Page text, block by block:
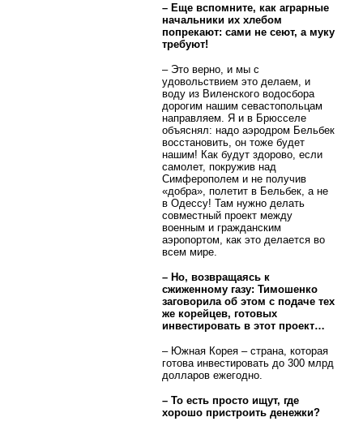
– Еще вспомните, как аграрные
начальники их хлебом
попрекают: сами не сеют, а муку
требуют!
– Это верно, и мы с
удовольствием это делаем, и
воду из Виленского водосбора
дорогим нашим севастопольцам
направляем. Я и в Брюсселе
объяснял: надо аэродром Бельбек
восстановить, он тоже будет
нашим! Как будут здорово, если
самолет, покружив над
Симферополем и не получив
«добра», полетит в Бельбек, а не
в Одессу! Там нужно делать
совместный проект между
военным и гражданским
аэропортом, как это делается во
всем мире.
– Но, возвращаясь к
сжиженному газу: Тимошенко
заговорила об этом с подаче тех
же корейцев, готовых
инвестировать в этот проект…
– Южная Корея – страна, которая
готова инвестировать до 300 млрд
долларов ежегодно.
– То есть просто ищут, где
хорошо пристроить денежки?